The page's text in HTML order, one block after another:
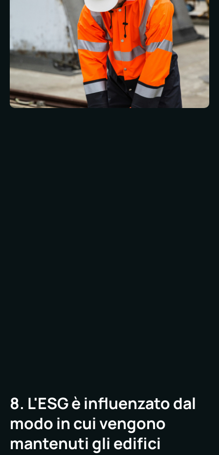
La standardizzazione è essenziale su larga scala,
8. L'ESG è influenzato dal
modo in cui vengono
mantenuti gli edifici